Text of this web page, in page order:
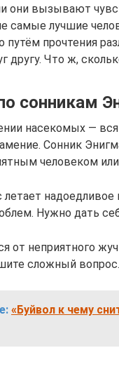
они вызывают
самые лучшие
путём прочтения
другу. Что ж,
сонникам
насекомых —
Сонник
человеком
летает
Нужно дать
от неприятного
сложный вопрос.
«Буйвол к чему